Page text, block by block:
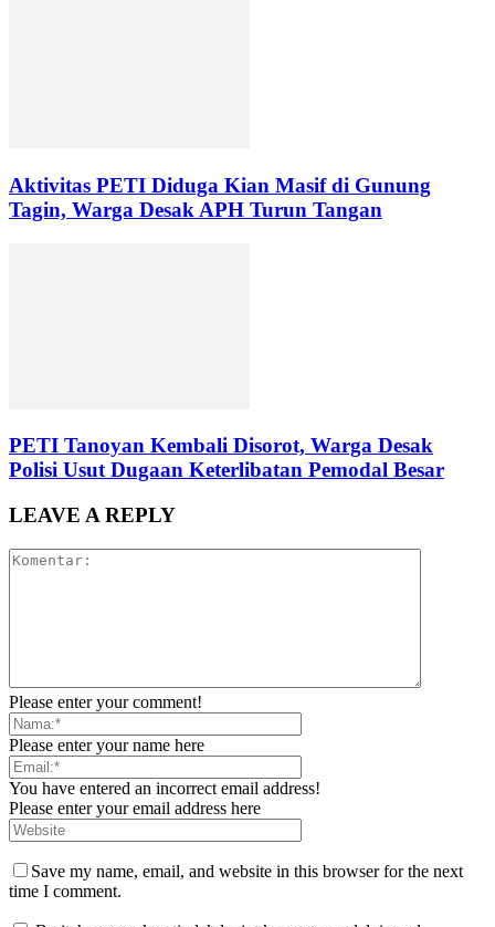
Aktivitas PETI Diduga Kian Masif di Gunung
Tagin, Warga Desak APH Turun Tangan
PETI Tanoyan Kembali Disorot, Warga Desak
Polisi Usut Dugaan Keterlibatan Pemodal Besar
LEAVE A REPLY
Please enter your comment!
Please enter your name here
You have entered an incorrect email address!
Please enter your email address here
Save my name, email, and website in this browser for the next
time I comment.